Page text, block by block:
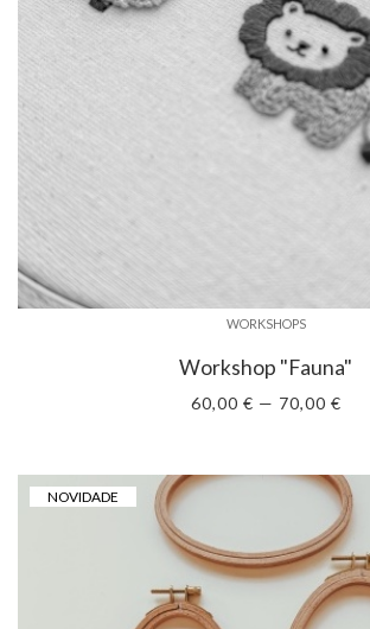
WORKSHOPS
Workshop "Fauna"
60,00 € — 70,00 €
NOVIDADE